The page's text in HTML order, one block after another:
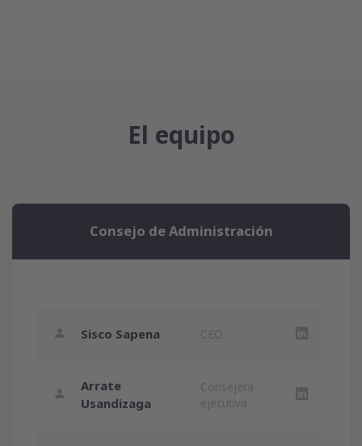
El equipo
Consejo de Administración
Sisco Sapena CEO
Arrate
Usandizaga
Consejera
ejecutiva